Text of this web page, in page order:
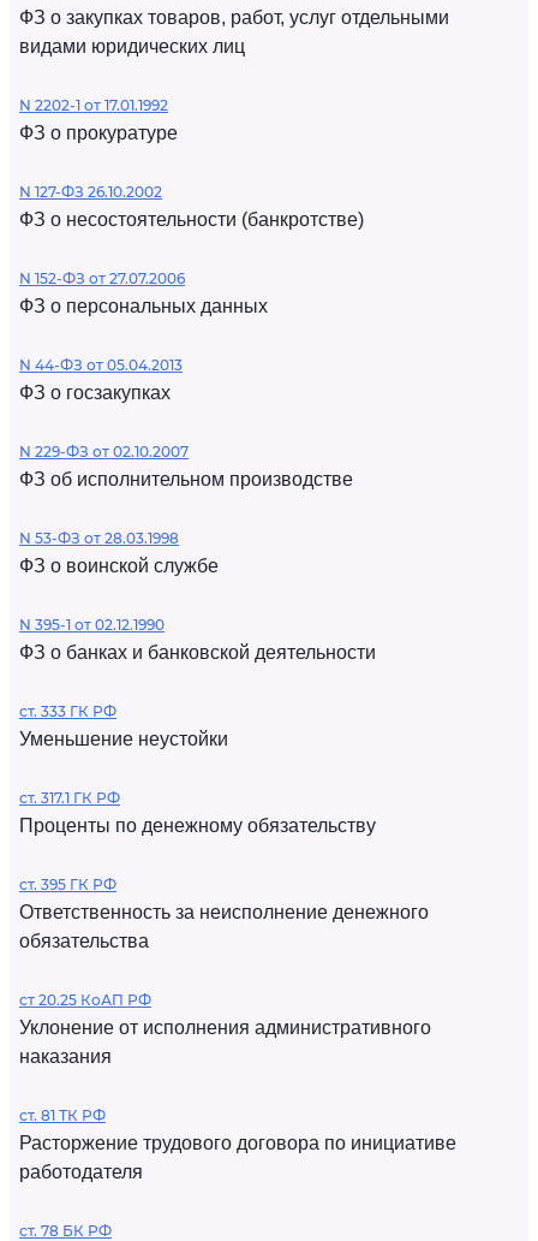
ФЗ о закупках товаров, работ, услуг отдельными
видами юридических лиц
N 2202-1 от 17.01.1992
ФЗ о прокуратуре
N 127-ФЗ 26.10.2002
ФЗ о несостоятельности (банкротстве)
N 152-ФЗ от 27.07.2006
ФЗ о персональных данных
N 44-ФЗ от 05.04.2013
ФЗ о госзакупках
N 229-ФЗ от 02.10.2007
ФЗ об исполнительном производстве
N 53-ФЗ от 28.03.1998
ФЗ о воинской службе
N 395-1 от 02.12.1990
ФЗ о банках и банковской деятельности
ст. 333 ГК РФ
Уменьшение неустойки
ст. 317.1 ГК РФ
Проценты по денежному обязательству
ст. 395 ГК РФ
Ответственность за неисполнение денежного
обязательства
ст 20.25 КоАП РФ
Уклонение от исполнения административного
наказания
ст. 81 ТК РФ
Расторжение трудового договора по инициативе
работодателя
ст. 78 БК РФ